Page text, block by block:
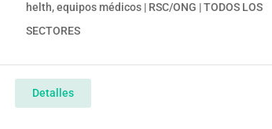
helth, equipos médicos | RSC/ONG | TODOS LOS
SECTORES
Detalles